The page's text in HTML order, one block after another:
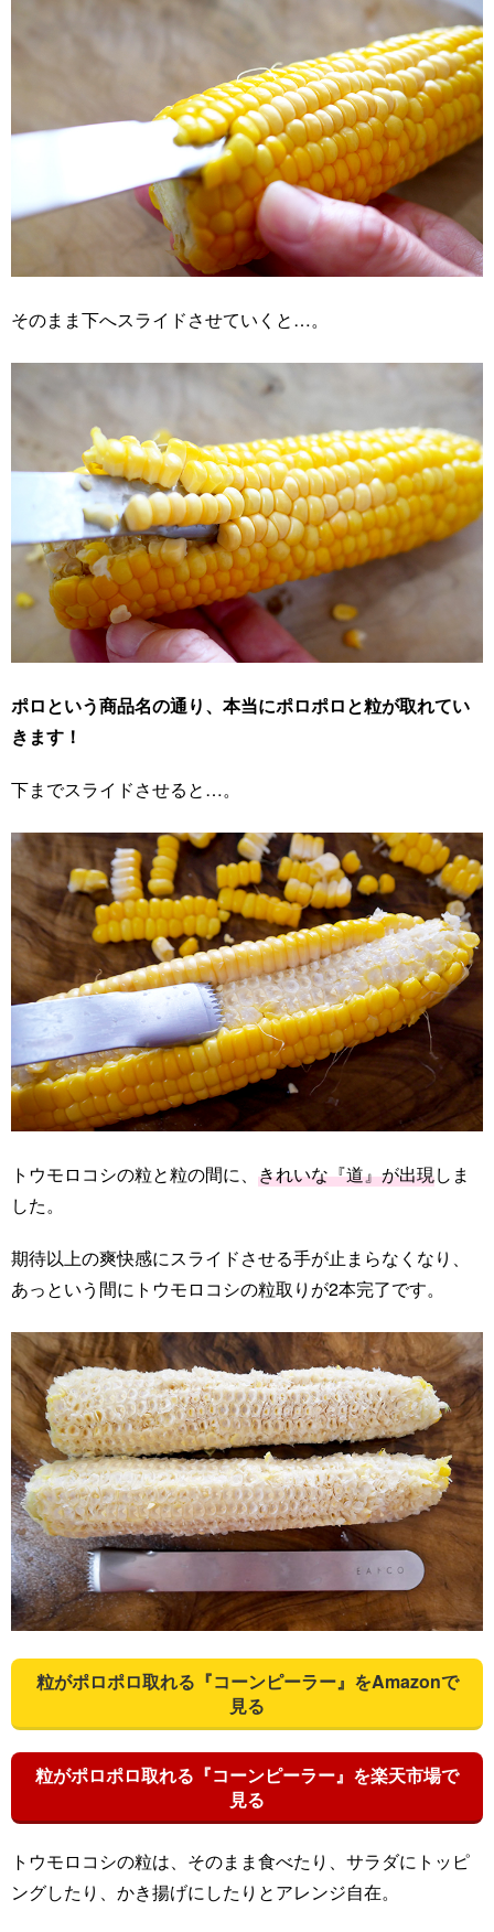
そのまま下へスライドさせていくと…。
ポロという商品名の通り、本当にポロポロと粒が取れてい
きます！
下までスライドさせると…。
トウモロコシの粒と粒の間に、 きれいな『道』が出現しま
した。
期待以上の爽快感にスライドさせる手が止まらなくなり、
あっという間にトウモロコシの粒取りが2本完了です。
粒がポロポロ取れる『コーンピーラー』をAmazonで
見る
粒がポロポロ取れる『コーンピーラー』を楽天市場で
見る
トウモロコシの粒は、そのまま食べたり、サラダにトッピ
ングしたり、かき揚げにしたりとアレンジ自在。